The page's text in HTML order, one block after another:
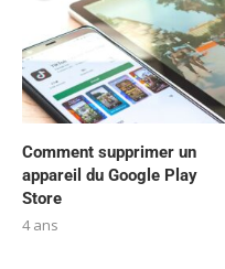
Comment supprimer un
appareil du Google Play
Store
4 ans